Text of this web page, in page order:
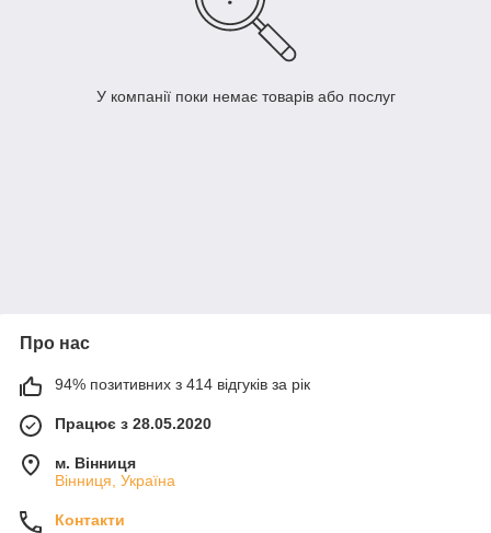
У компанії поки немає товарів або послуг
Про нас
94% позитивних з 414 відгуків за рік
Працює з 28.05.2020
м. Вінниця
Вінниця, Україна
Контакти